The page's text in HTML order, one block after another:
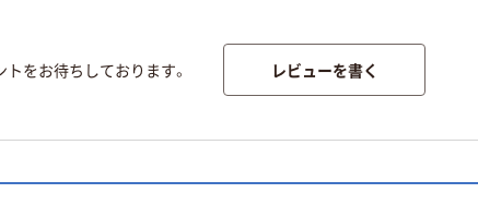
をお待ちしております。 レビューを書く